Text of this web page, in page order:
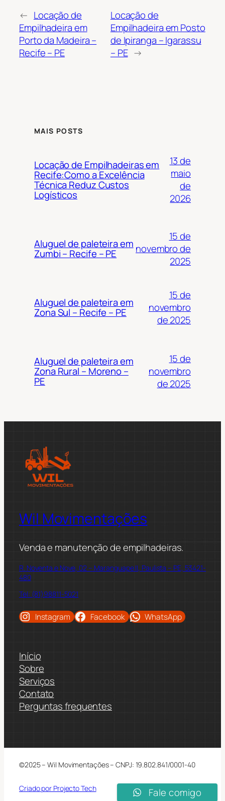
← Locação de
Empilhadeira em
Porto da Madeira –
Recife – PE
Locação de
Empilhadeira em Posto
de Ipiranga – Igarassu
– PE →
MAIS POSTS
Locação de Empilhadeiras em
Recife:Como a Excelência
Técnica Reduz Custos
Logísticos
13 de
maio
de
2026
Aluguel de paleteira em
Zumbi – Recife – PE
15 de
novembro de
2025
Aluguel de paleteira em
Zona Sul – Recife – PE
15 de
novembro
de 2025
Aluguel de paleteira em
Zona Rural – Moreno –
PE
15 de
novembro
de 2025
Wil Movimentações
Venda e manutenção de empilhadeiras.
R. Noventa e Nove, 02 – Maranguape II, Paulista – PE, 53421-
480
Tel: (81)98811-5021
Instagram Facebook WhatsApp
Início
Sobre
Serviços
Contato
Perguntas frequentes
©2025 – Wil Movimentações – CNPJ: 19.802.841/0001-40
Criado por Projecto Tech Fale comigo